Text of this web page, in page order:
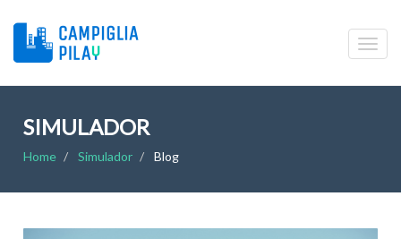
SIMULADOR
Home Simulador Blog